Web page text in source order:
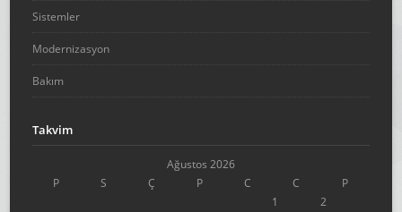
Sistemler
Modernizasyon
Bakım
Takvim
Ağustos 2026
P
S Ç P C C P
1
2